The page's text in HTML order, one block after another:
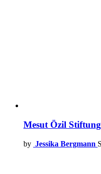
Mesut Özil
by Jessika Bergmann